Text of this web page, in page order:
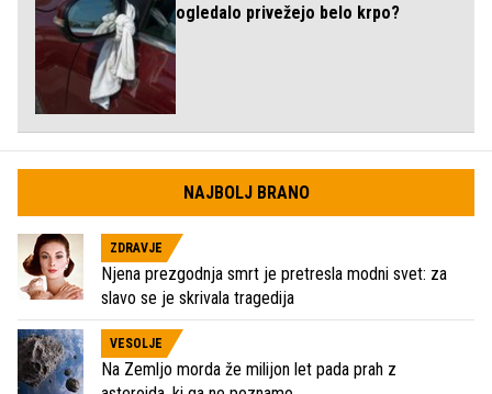
ogledalo privežejo belo krpo?
NAJBOLJ BRANO
ZDRAVJE
Njena prezgodnja smrt je pretresla modni svet: za
slavo se je skrivala tragedija
VESOLJE
Na Zemljo morda že milijon let pada prah z